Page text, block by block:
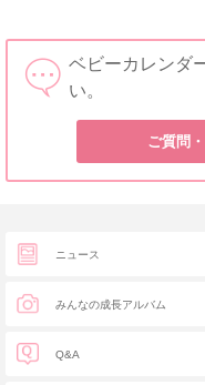
ベビーカレンダ
い。
ご質問
ニュース
みんなの成長アルバム
Q&A